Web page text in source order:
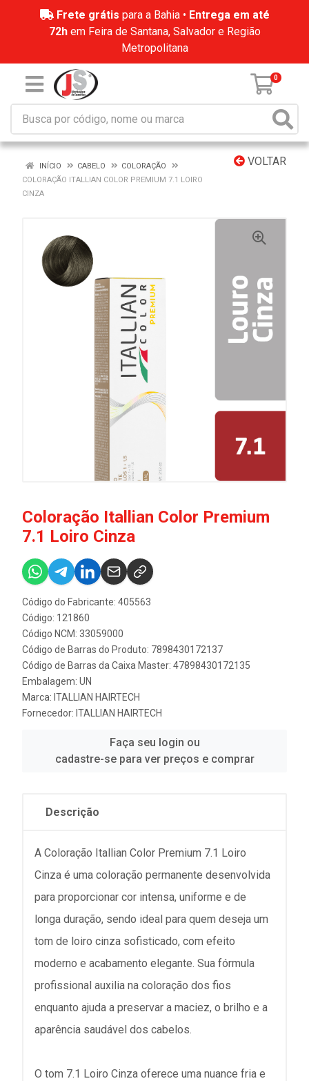
Frete grátis para a Bahia • Entrega em até
72hem Feira de Santana, Salvador e Região
Metropolitana
0
VOLTAR
INÍCIO CABELO
COLORAÇÃO
COLORAÇÃO ITALLIAN COLOR PREMIUM 7.1 LOIRO
CINZA
Coloração Itallian Color Premium
7.1 Loiro Cinza
Código do Fabricante: 405563
Código: 121860
Código NCM: 33059000
Código de Barras do Produto: 7898430172137
Código de Barras da Caixa Master: 47898430172135
Embalagem: UN
Marca: ITALLIAN HAIRTECH
Fornecedor: ITALLIAN HAIRTECH
Faça seu login ou
cadastre-se para ver preços e comprar
Descrição
A Coloração Itallian Color Premium 7.1 Loiro
Cinza é uma coloração permanente desenvolvida
para proporcionar cor intensa, uniforme e de
longa duração, sendo ideal para quem deseja um
tom de loiro cinza sofisticado, com efeito
moderno e acabamento elegante. Sua fórmula
profissional auxilia na coloração dos fios
enquanto ajuda a preservar a maciez, o brilho e a
aparência saudável dos cabelos.
O tom 7.1 Loiro Cinza oferece uma nuance fria e